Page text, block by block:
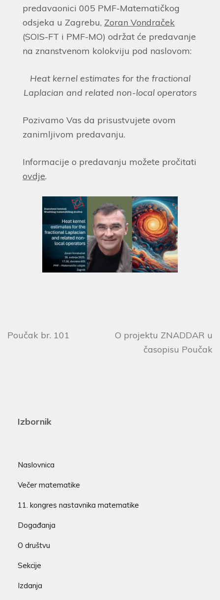
predavaonici 005 PMF-Matematičkog
odsjeka u Zagrebu, Zoran Vondraček
(SOIS-FT i PMF-MO) održat će predavanje
na znanstvenom kolokviju pod naslovom:
Heat kernel estimates for the fractional
Laplacian and related non-local operators
Pozivamo Vas da prisustvujete ovom
zanimljivom predavanju.
Informacije o predavanju možete pročitati
ovdje.
Poučak br. 101
O projektu ZNADDAR u
časopisu Poučak
Izbornik
Naslovnica
Večer matematike
11. kongres nastavnika matematike
Događanja
O društvu
Sekcije
Izdanja